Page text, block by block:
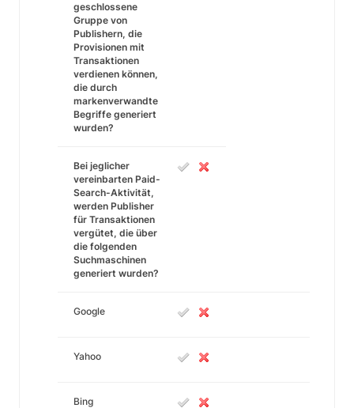
geschlossene
Gruppe von
Publishern, die
Provisionen mit
Transaktionen
verdienen können,
die durch
markenverwandte
Begriffe generiert
wurden?
Bei jeglicher
vereinbarten Paid-
Search-Aktivität,
werden Publisher
für Transaktionen
vergütet, die über
die folgenden
Suchmaschinen
generiert wurden?
Google
Yahoo
Bing